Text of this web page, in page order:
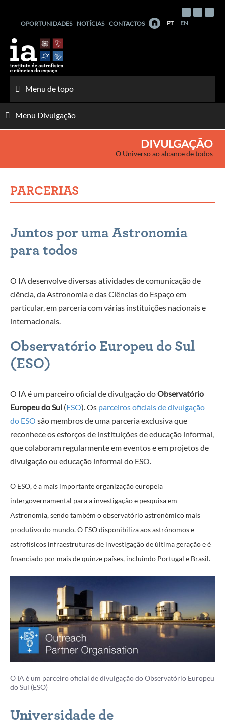
conteúdo
OPORTUNIDADES NOTÍCIAS CONTACTOS PT EN
Menu de topo
Menu Divulgação
DIVULGAÇÃO
O Universo ao alcance de todos
PARCERIAS
Juntos por uma Astronomia
para todos
O IA desenvolve diversas atividades de comunicação de
ciência, da Astronomia e das Ciências do Espaço em
particular, em parceria com várias instituições nacionais e
internacionais.
Observatório Europeu do Sul
(ESO)
O IA é um parceiro oficial de divulgação doObservatório
Europeu do Sul (ESO). Os parceiros oficiais de divulgação
do ESO são membros de uma parceria exclusiva que
reconhece os esforços de instituições de educação informal,
que colaboram regularmente em eventos e em projetos de
divulgação ou educação informal do ESO.
O ESO, é a mais importante organização europeia
intergovernamental para a investigação e pesquisa em
Astronomia, sendo também o observatório astronómico mais
produtivo do mundo. O ESO disponibiliza aos astrónomos e
astrofísicos infraestruturas de investigação de última geração e é
financiado por mais de quinze países, incluindo Portugal e Brasil.
O IA é um parceiro oficial de divulgação do Observatório Europeu
do Sul (ESO)
Universidade de